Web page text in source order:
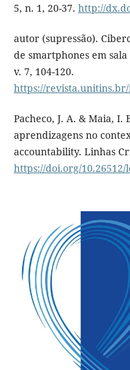
5, n. 1, 20-37. http://
autor (supressão).
de smartphones em
v. 7, 104-120.
https://
Pacheco, J. A. & Maia, I.
aprendizagens no
accountability. Linhas
https://doi.org/10.26512/